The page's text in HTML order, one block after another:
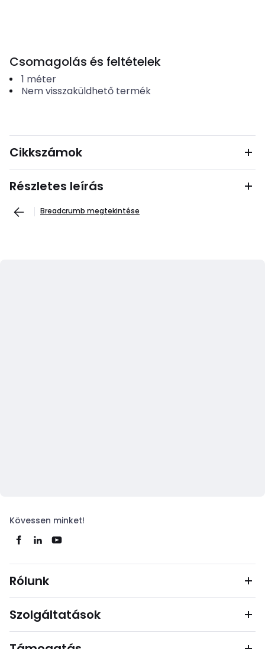
Csomagolás és feltételek
1 méter
Nem visszaküldhető termék
Cikkszámok
Részletes leírás
Breadcrumb megtekintése
Kövessen minket!
Rólunk
Szolgáltatások